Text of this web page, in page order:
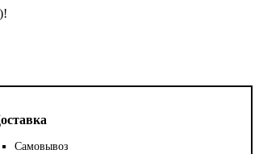
Самовывоз